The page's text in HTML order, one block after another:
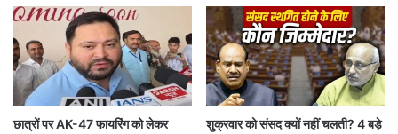
व
,
जा
नि
क्यों
पा
क्र
म
में
शा
मि
छात्रों पर AK-47 फायरिंग को लेकर
शुक्रवार को संसद क्यों नहीं चलती? 4 बड़े